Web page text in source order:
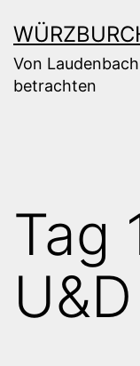
Inhalt
springen
Von
betrachten
Tag